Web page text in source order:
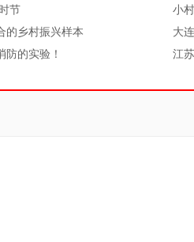
节
小
的乡村振兴样本
大
的实验！
江